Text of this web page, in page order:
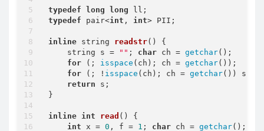
typedef long long
typedef pair<int , int> PII;
inline string readstr()
{
    string s =
"" ; char ch = getchar();
for (; isspace (ch); ch = getchar());
for (; ! isspace (ch); ch = getchar()) s.
return s;
}
inline int read ()
{
int x = 0 , f = 1 ; char ch = getchar();